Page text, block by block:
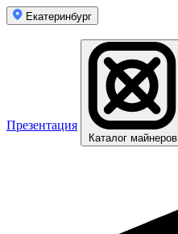
Екатеринбург
Презентация
Каталог майнеров